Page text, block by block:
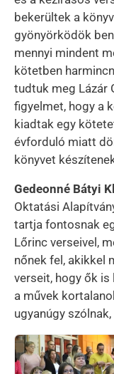
bekerültek a
gyönyörködök
mennyi mindent
kötetben
tudtuk meg Lázár
figyelmet, hogy a
kiadtak egy
évforduló miatt
könyvet
Gedeonné Bátyi
Oktatási
tartja fontosnak
Lőrinc verseivel,
nőnek fel, akikkel
verseit, hogy ők is
a művek
ugyanúgy
Kép